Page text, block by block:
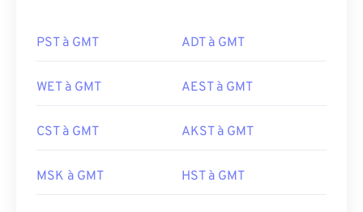
PST à GMT ADT à GMT
WET à GMT AEST à GMT
CST à GMT AKST à GMT
MSK à GMT HST à GMT